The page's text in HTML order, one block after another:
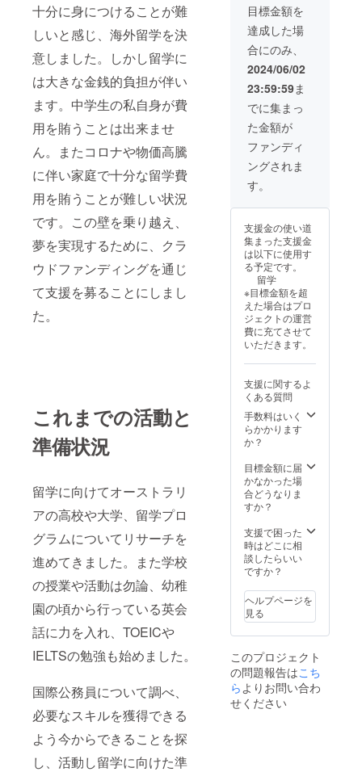
十分に身につけることが難
しいと感じ、海外留学を決
意しました。しかし留学に
は大きな金銭的負担が伴い
ます。中学生の私自身が費
用を賄うことは出来ませ
ん。またコロナや物価高騰
に伴い家庭で十分な留学費
用を賄うことが難しい状況
です。この壁を乗り越え、
夢を実現するために、クラ
ウドファンディングを通じ
て支援を募ることにしまし
た。
これまでの活動と
準備状況
留学に向けてオーストラリ
アの高校や大学、留学プロ
グラムについてリサーチを
進めてきました。また学校
の授業や活動は勿論、幼稚
園の頃から行っている英会
話に力を入れ、TOEICや
IELTSの勉強も始めました。
国際公務員について調べ、
必要なスキルを獲得できる
よう今からできることを探
し、活動し留学に向けた準
のメッ
セー
ジ】 感
謝の気
持ちを
込め
て、お
礼の
メッ
セージ
をお送
りしま
す。 ※
メール
アドレ
スが必
要にな
ります
間：約1
年間
（留学
中に作
成する
vlog）
・掲載
方法：
文字の
み ・支
援時、
必ず備
考欄に
名前を
くださ
い。
【お礼
のメッ
ジ】 感
謝の気
持ちを
込め
て、手
書きの
手紙、
活動報
告(写真
等)をお
送りし
※支援者
様のご
住所、
氏名が
なりま
す。
目標金額を
達成した場
合にのみ、
2024/06/02
23:59:59ま
でに集まっ
た金額が
ファンディ
ングされま
す。
支援金の使い道
集まった支援金
は以下に使用す
る予定です。
留学
※目標金額を超
えた場合はプロ
ジェクトの運営
費に充てさせて
いただきます。
支援に関するよ
くある質問
手数料はいく
らかかります
か？
目標金額に届
かなかった場
合どうなりま
すか？
支援で困った
時はどこに相
談したらいい
ですか？
ヘルプページを
見る
このプロジェクト
の問題報告はこち
ら よりお問い合わ
せください